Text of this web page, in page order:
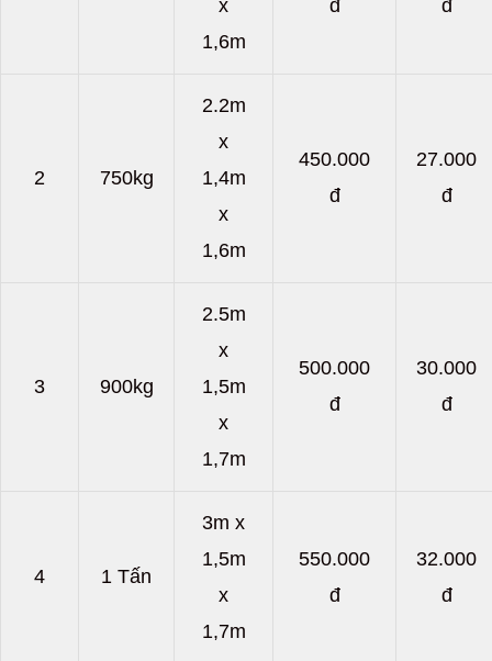
x
1,6m
đ
đ
2 750kg
2.2m
x
1,4m
x
1,6m
450.000
đ
27.000
đ
3 900kg
2.5m
x
1,5m
x
1,7m
500.000
đ
30.000
đ
4 1 Tấn
3m x
1,5m
x
1,7m
550.000
đ
32.000
đ